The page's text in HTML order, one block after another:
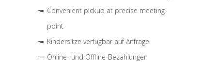
Convenient pickup at precise meeting
point
Kindersitze verfügbar auf Anfrage
Online- und Offline-Bezahlungen